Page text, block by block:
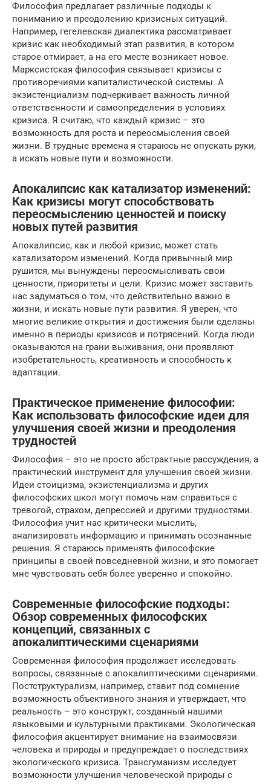
Философия предлагает различные подходы к
пониманию и преодолению кризисных ситуаций.
Например, гегелевская диалектика рассматривает
кризис как необходимый этап развития, в котором
старое отмирает, а на его месте возникает новое.
Марксистская философия связывает кризисы с
противоречиями капиталистической системы. А
экзистенциализм подчеркивает важность личной
ответственности и самоопределения в условиях
кризиса. Я считаю, что каждый кризис – это
возможность для роста и переосмысления своей
жизни. В трудные времена я стараюсь не опускать руки,
а искать новые пути и возможности.
Апокалипсис как катализатор изменений:
Как кризисы могут способствовать
переосмыслению ценностей и поиску
новых путей развития
Апокалипсис, как и любой кризис, может стать
катализатором изменений. Когда привычный мир
рушится, мы вынуждены переосмысливать свои
ценности, приоритеты и цели. Кризис может заставить
нас задуматься о том, что действительно важно в
жизни, и искать новые пути развития. Я уверен, что
многие великие открытия и достижения были сделаны
именно в периоды кризисов и потрясений. Когда люди
оказываются на грани выживания, они проявляют
изобретательность, креативность и способность к
адаптации.
Практическое применение философии:
Как использовать философские идеи для
улучшения своей жизни и преодоления
трудностей
Философия – это не просто абстрактные рассуждения, а
практический инструмент для улучшения своей жизни.
Идеи стоицизма, экзистенциализма и других
философских школ могут помочь нам справиться с
тревогой, страхом, депрессией и другими трудностями.
Философия учит нас критически мыслить,
анализировать информацию и принимать осознанные
решения. Я стараюсь применять философские
принципы в своей повседневной жизни, и это помогает
мне чувствовать себя более уверенно и спокойно.
Современные философские подходы:
Обзор современных философских
концепций, связанных с
апокалиптическими сценариями
Современная философия продолжает исследовать
вопросы, связанные с апокалиптическими сценариями.
Постструктурализм, например, ставит под сомнение
возможность объективного знания и утверждает, что
реальность – это конструкт, созданный нашими
языковыми и культурными практиками. Экологическая
философия акцентирует внимание на взаимосвязи
человека и природы и предупреждает о последствиях
экологического кризиса. Трансгуманизм исследует
возможности улучшения человеческой природы с